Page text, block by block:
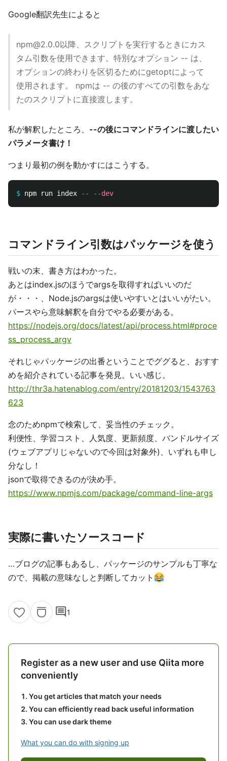
Google翻訳先生によると
npm@2.0.0以降、スクリプトを実行するときにカス
タム引数を使用できます。特別なオプション -- は、
オプションの終わりを区切るためにgetoptによって
使用されます。 npmは -- の後のすべての引数をあな
たのスクリプトに直接渡します。
私が解釈したところ、 --の後にコマンドラインに渡したい
パラメータ書け！
つまり最初の例を動かすにはこうする。
$ npm run index -- --dev
コマンドライン引数はパッケージを使う
戦いの末、書き方はわかった。
あとはindex.jsのほうでargsを取得すればいいのだ
が・・・、Node.jsのargsは使いやすいとはいいがたい。
パースやら意味解釈を自分でやる必要がある。
https://nodejs.org/docs/latest/api/process.html#proce
ss_process_argv
それじゃパッケージの出番ということでググると、おすす
めを紹介されている記事を発見。いい感じ。
http://thr3a.hatenablog.com/entry/20181203/1543763
623
念のためnpmで検索して、妥当性のチェック。
利便性、学習コスト、人気度、更新頻度、バンドルサイズ
(ウェブアプリじゃないので今回は対象外)、いずれも申し
分なし！
jsonで取得できるのが決め手。
https://www.npmjs.com/package/command-line-args
実際に書いたソースコード
…ブログの記事もあるし、パッケージのサンプルも丁寧な
ので、掲載の意味なしと判断してカット
comment1
Register as a new user and use Qiita more
conveniently
You get articles that match your needs
You can efficiently read back useful information
You can use dark theme
What you can do with signing up